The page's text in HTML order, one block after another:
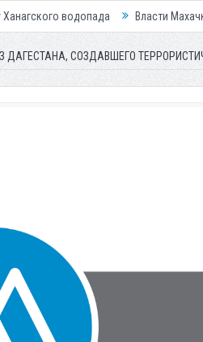
Власти Махачкалы планирует
СОЗДАВШЕГО